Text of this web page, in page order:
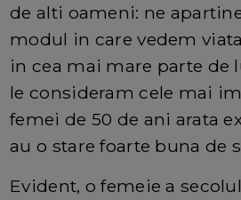
de alti oameni: ne
modul in care vedem
in cea mai mare parte de
le consideram cele mai
femei de 50 de ani arata
au o stare foarte buna de
Evident, o femeie a